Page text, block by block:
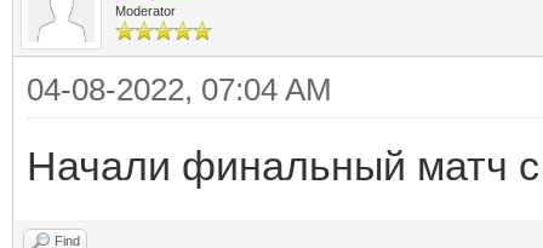
Moderator
04-08-2022, 07:04 AM
Начали финальный матч
Find